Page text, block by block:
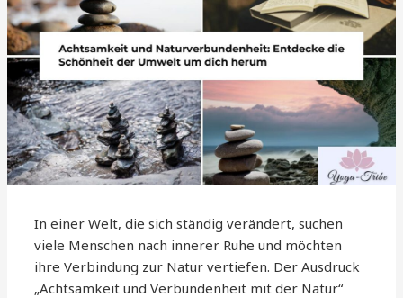
In einer Welt, die sich ständig verändert, suchen
viele Menschen nach innerer Ruhe und möchten
ihre Verbindung zur Natur vertiefen. Der Ausdruck
„Achtsamkeit und Verbundenheit mit der Natur“